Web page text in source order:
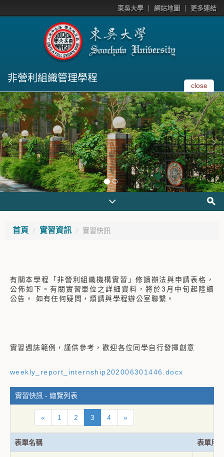
東吳大學 網站地圖 更多連結
非營利組織管理學程
close
首頁 實習資訊 實習快訊
有關本學程「非營利組織機構實習」修讀辦法與申請表格，
公佈如下。有關實習單位之詳細資料，將於3月中旬起陸續
公告。 如有任何疑問，煩請與學程辦公室聯繫。
實習週誌範例，謹供參考，歡迎各位同學自行發揮創意
weekly_report_internship202006301446.docx
實習快訊 - 總覽列表
« 1 2 3 4 »
表單名稱 表單用